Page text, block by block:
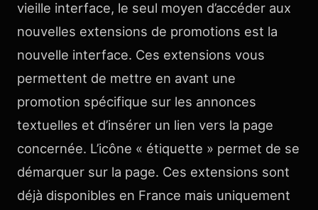
vieille interface, le seul moyen d’accéder aux
nouvelles extensions de promotions est la
nouvelle interface. Ces extensions vous
permettent de mettre en avant une
promotion spécifique sur les annonces
textuelles et d’insérer un lien vers la page
concernée. L’icône « étiquette » permet de se
démarquer sur la page. Ces extensions sont
déjà disponibles en France mais uniquement